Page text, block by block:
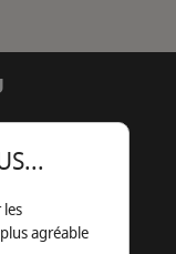
agréable